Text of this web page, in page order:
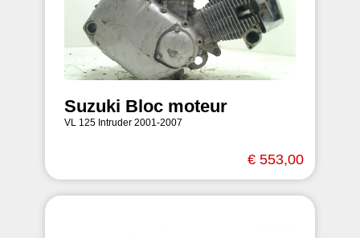
Suzuki Bloc moteur
VL 125 Intruder 2001-2007
€ 553,00